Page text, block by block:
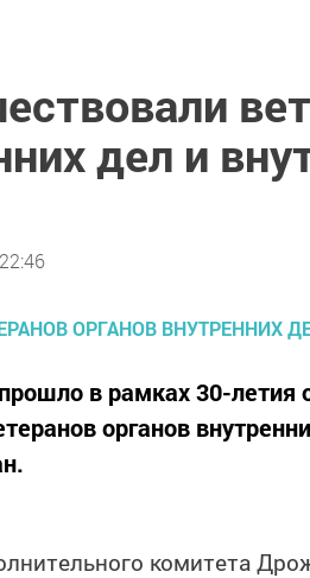
дел и
в рамках 30-летия
органов
комитета